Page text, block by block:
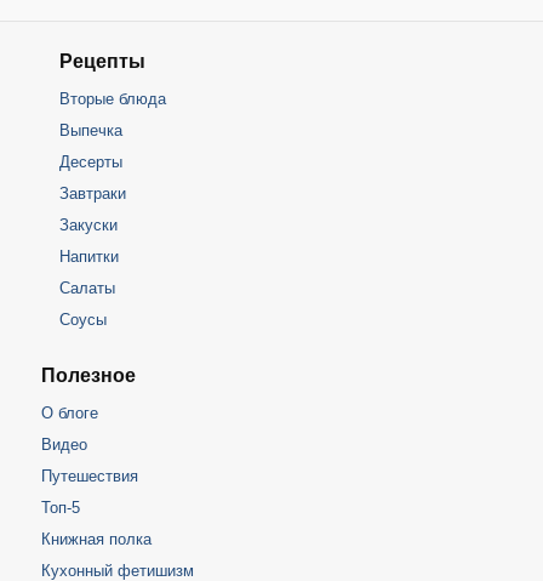
Рецепты
Вторые блюда
Выпечка
Десерты
Завтраки
Закуски
Напитки
Салаты
Соусы
Полезное
О блоге
Видео
Путешествия
Топ-5
Книжная полка
Кухонный фетишизм